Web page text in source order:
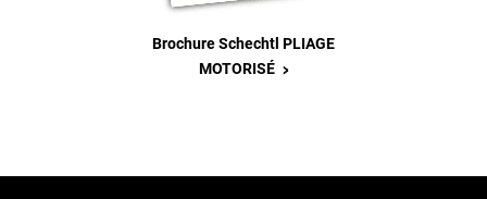
Brochure Schechtl PLIAGE
MOTORISÉ >